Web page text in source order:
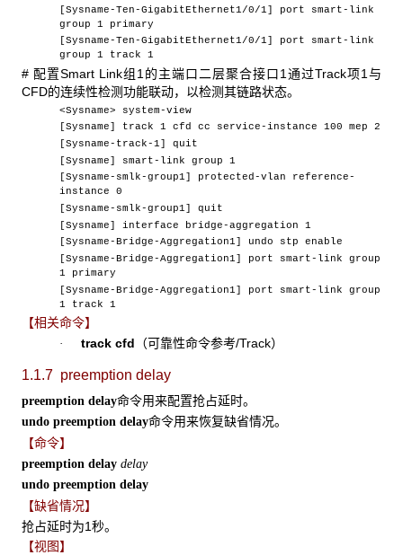
[Sysname-Ten-GigabitEthernet1/0/1] port smart-link
group 1 primary
[Sysname-Ten-GigabitEthernet1/0/1] port smart-link
group 1 track 1
# 配置Smart Link组1的主端口二层聚合接口1通过Track项1与
CFD的连续性检测功能联动，以检测其链路状态。
<Sysname> system-view
[Sysname] track 1 cfd cc service-instance 100 mep 2
[Sysname-track-1] quit
[Sysname] smart-link group 1
[Sysname-smlk-group1] protected-vlan reference-
instance 0
[Sysname-smlk-group1] quit
[Sysname] interface bridge-aggregation 1
[Sysname-Bridge-Aggregation1] undo stp enable
[Sysname-Bridge-Aggregation1] port smart-link group
1 primary
[Sysname-Bridge-Aggregation1] port smart-link group
1 track 1
【相关命令】
· track cfd （可靠性命令参考/Track）
1.1.7 preemption delay
preemption delay命令用来配置抢占延时。
undo preemption delay命令用来恢复缺省情况。
【命令】
preemption delay delay
undo preemption delay
【缺省情况】
抢占延时为1秒。
【视图】